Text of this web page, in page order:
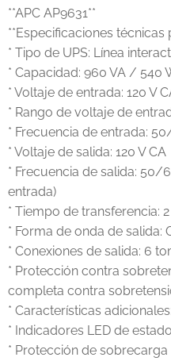
**APC AP9631**
**Especificaciones técnicas
* Tipo de UPS: Línea
* Capacidad: 960 VA / 540
* Voltaje de entrada: 120 V
* Rango de voltaje de
* Frecuencia de entrada:
* Voltaje de salida: 120 V CA
* Frecuencia de salida: 50/
entrada)
* Tiempo de transferencia:
* Forma de onda de salida:
* Conexiones de salida: 6
* Protección contra
completa contra
* Características adicionales:
* Indicadores LED de estado
* Protección de sobrecarga